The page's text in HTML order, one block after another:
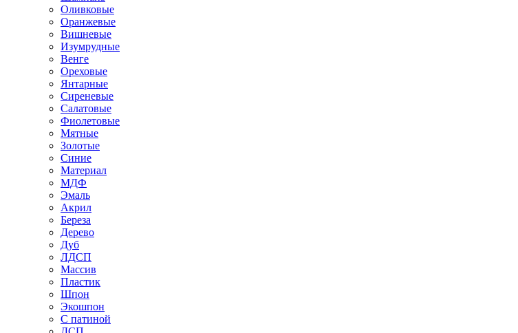
Оливковые
Оранжевые
Вишневые
Изумрудные
Венге
Ореховые
Янтарные
Сиреневые
Салатовые
Фиолетовые
Мятные
Золотые
Синие
Материал
МДФ
Эмаль
Акрил
Береза
Дерево
Дуб
ЛДСП
Массив
Пластик
Шпон
Экошпон
С патиной